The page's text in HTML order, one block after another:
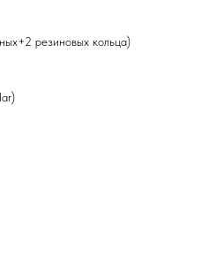
резиновых кольца)